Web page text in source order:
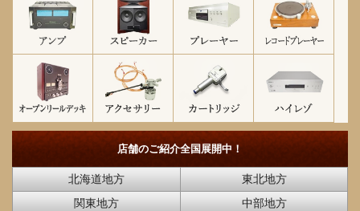
店舗のご紹介全国展開中！
北海道地方
東北地方
関東地方
中部地方